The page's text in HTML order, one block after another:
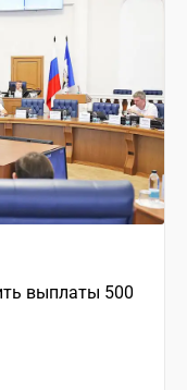
выплаты 500